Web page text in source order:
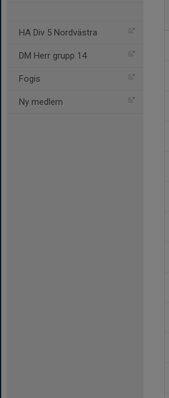
HA Div 5 Nordvästra
DM Herr grupp 14
Fogis
Ny medlem